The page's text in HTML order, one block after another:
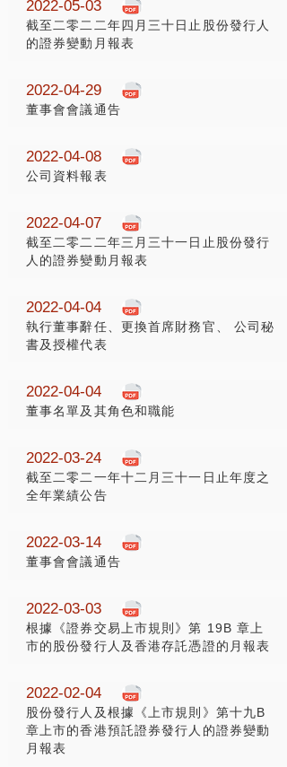
2022-05-03
截至二零二二年四月三十日止股份發行人
的證券變動月報表
2022-04-29
董事會會議通告
2022-04-08
公司資料報表
2022-04-07
截至二零二二年三月三十一日止股份發行
人的證券變動月報表
2022-04-04
執行董事辭任、更換首席財務官、 公司秘
書及授權代表
2022-04-04
董事名單及其角色和職能
2022-03-24
截至二零二一年十二月三十一日止年度之
全年業績公告
2022-03-14
董事會會議通告
2022-03-03
根據《證券交易上市規則》第 19B 章上
市的股份發行人及香港存託憑證的月報表
2022-02-04
股份發行人及根據《上市規則》第十九B
章上市的香港預託證券發行人的證券變動
月報表